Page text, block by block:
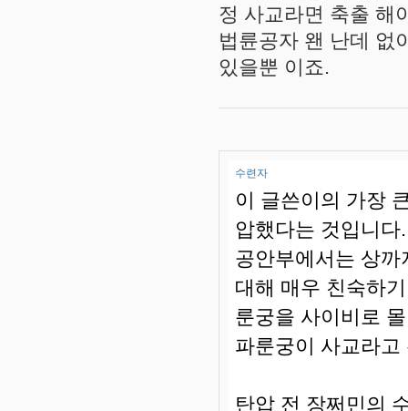
정 사교라면 축출 해
법륜공자 왠 난데 없
있을뿐 이죠.
수련자
이 글쓴이의 가장
압했다는 것입니
공안부에서는 상
대해 매우 친숙하
룬궁을 사이비로
파룬궁이 사교라
탄압 전 장쩌민의